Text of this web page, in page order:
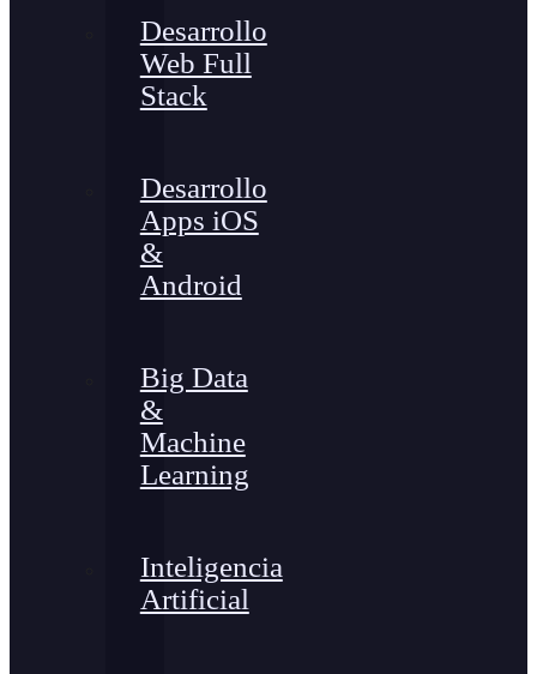
Desarrollo
Web Full
Stack
Desarrollo
Apps iOS
&
Android
Big Data
&
Machine
Learning
Inteligencia
Artificial